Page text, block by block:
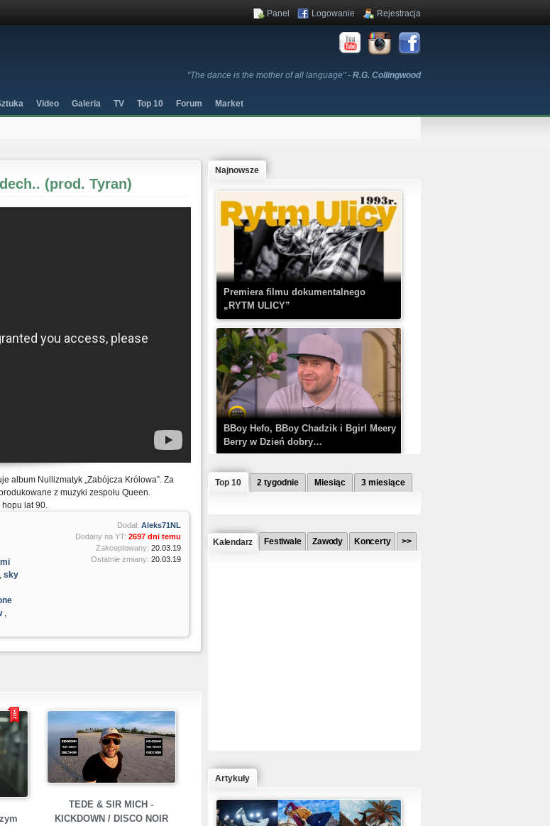
"The dance is the mother of all language" - R.G. Collingwood
Panel Logowanie Rejestracja
Video Galeria TV Top 10 Forum Market
(prod. Tyran)
album Nullizmatyk „Zabójcza Królowa”. Za
z muzyki zespołu Queen.
hopu lat 90.
, sky
,
Dodał: Aleks71NL
Dodany na YT: 2697 dni temu
Zakceptowany: 20.03.19
Ostatnie zmiany: 20.03.19
TEDE & SIR MICH -
KICKDOWN / DISCO NOIR
Najnowsze
Premiera filmu dokumentalnego
„RYTM ULICY”
BBoy Hefo, BBoy Chadzik i Bgirl Meery
Berry w Dzień dobry…
Top 10 2 tygodnie Miesiąc 3 miesiące
Kalendarz Festiwale Zawody Koncerty >>
Artykuły